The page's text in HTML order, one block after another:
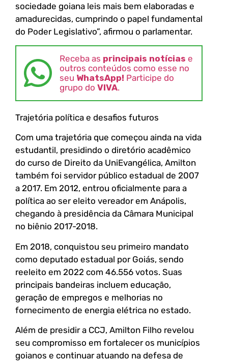
sociedade goiana leis mais bem elaboradas e
amadurecidas, cumprindo o papel fundamental
do Poder Legislativo”, afirmou o parlamentar.
Receba as principais notícias e
outros conteúdos como esse no
seu WhatsApp! Participe do
grupo do VIVA.
Trajetória política e desafios futuros
Com uma trajetória que começou ainda na vida
estudantil, presidindo o diretório acadêmico
do curso de Direito da UniEvangélica, Amilton
também foi servidor público estadual de 2007
a 2017. Em 2012, entrou oficialmente para a
política ao ser eleito vereador em Anápolis,
chegando à presidência da Câmara Municipal
no biênio 2017-2018.
Em 2018, conquistou seu primeiro mandato
como deputado estadual por Goiás, sendo
reeleito em 2022 com 46.556 votos. Suas
principais bandeiras incluem educação,
geração de empregos e melhorias no
fornecimento de energia elétrica no estado.
Além de presidir a CCJ, Amilton Filho revelou
seu compromisso em fortalecer os municípios
goianos e continuar atuando na defesa de